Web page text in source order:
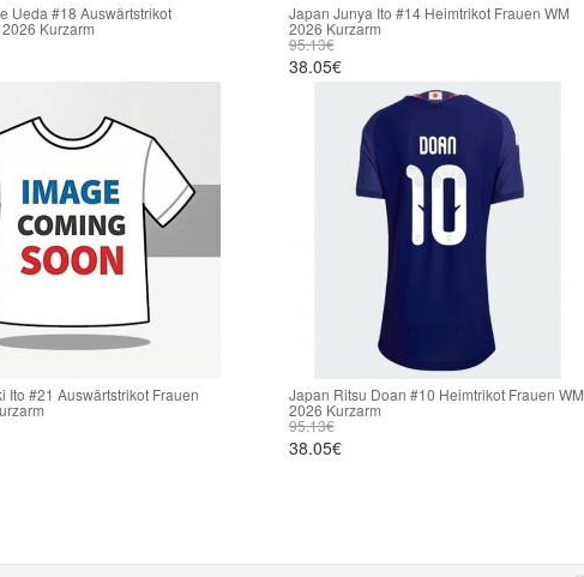
Ueda #18 Auswärtstrikot
Kurzarm
Japan Junya Ito #14 Heimtrikot Frauen WM
2026 Kurzarm
95.13€
38.05€
Ito #21 Auswärtstrikot Frauen Japan Ritsu Doan #10 Heimtrikot Frauen WM
2026 Kurzarm
95.13€
38.05€